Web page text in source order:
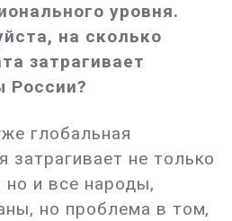
уровня.
на сколько
затрагивает
России?
глобальная
затрагивает не только
и все народы,
но проблема в том,